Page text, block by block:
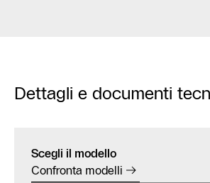
Dettagli e documenti
Scegli il modello
Confronta modelli